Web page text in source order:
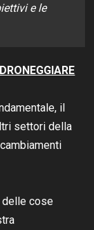
e le
il
settori della
delle cose